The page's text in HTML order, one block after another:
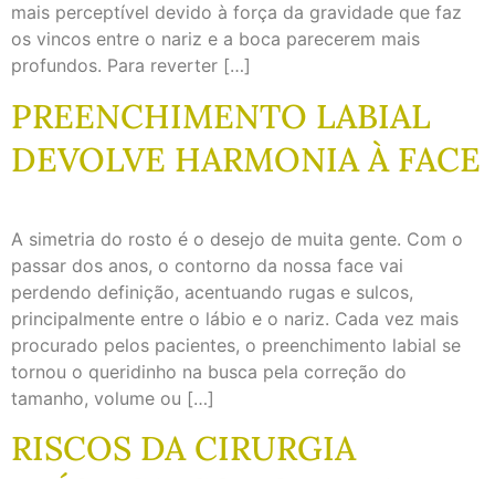
mais perceptível devido à força da gravidade que faz
os vincos entre o nariz e a boca parecerem mais
profundos. Para reverter […]
PREENCHIMENTO LABIAL
DEVOLVE HARMONIA À FACE
A simetria do rosto é o desejo de muita gente. Com o
passar dos anos, o contorno da nossa face vai
perdendo definição, acentuando rugas e sulcos,
principalmente entre o lábio e o nariz. Cada vez mais
procurado pelos pacientes, o preenchimento labial se
tornou o queridinho na busca pela correção do
tamanho, volume ou […]
RISCOS DA CIRURGIA